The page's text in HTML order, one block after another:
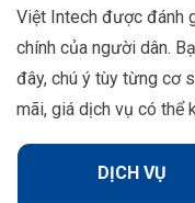
Việt Intech được đánh
chính của người dân.
đây, chú ý tùy từng cơ
mãi, giá dịch vụ có thể
DỊCH VỤ